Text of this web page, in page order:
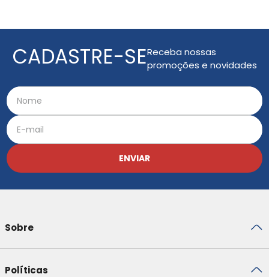
CADASTRE-SEReceba nossas
promoções e novidades
ENVIAR
Sobre
Políticas